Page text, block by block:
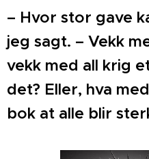
– Hvor stor gave
jeg sagt. – Vekk
vekk med all krig
det? Eller, hva
bok at alle blir